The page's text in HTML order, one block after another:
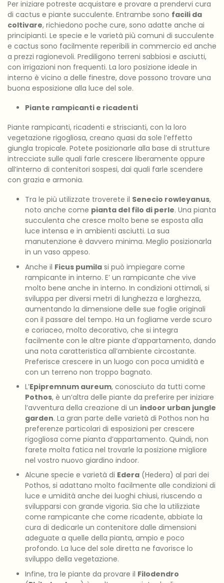
Per iniziare potreste acquistare e provare a prendervi cura
di cactus e piante succulente. Entrambe sono facili da
coltivare, richiedono poche cure, sono adatte anche ai
principianti. Le specie e le varietà più comuni di succulente
e cactus sono facilmente reperibili in commercio ed anche
a prezzi ragionevoli. Prediligono terreni sabbiosi e asciutti,
con irrigazioni non frequenti. La loro posizione ideale in
interno è vicino a delle finestre, dove possono trovare una
buona esposizione alla luce del sole.
Piante rampicanti e ricadenti
Piante rampicanti, ricadenti e striscianti, con la loro
vegetazione rigogliosa, creano quasi da sole l’effetto
giungla tropicale. Potete posizionarle alla base di strutture
intrecciate sulle quali farle crescere liberamente oppure
all’interno di contenitori sospesi, dai quali farle scendere
con grazia e armonia.
Tra le più utilizzate troverete il Senecio rowleyanus,
noto anche come pianta del filo di perle. Una pianta
succulenta che cresce molto bene se esposta alla
luce intensa e in ambienti asciutti. La sua
manutenzione è davvero minima. Meglio posizionarla
in un vaso appeso.
Anche il Ficus pumila si può impiegare come
rampicante in interno. E’ un rampicante che vive
molto bene anche in interno. In condizioni ottimali, si
sviluppa per diversi metri di lunghezza e larghezza,
aumentando la dimensione delle sue foglie originali
con il passare del tempo. Ha un fogliame verde scuro
e coriaceo, molto decorativo, che si integra
facilmente con le altre piante d’appartamento, dando
una nota caratteristica all’ambiente circostante.
Preferisce crescere in un luogo con poca umidità e
con un terreno non troppo bagnato.
L’Epipremnum aureum, conosciuto da tutti come
Pothos, è un’altra delle piante da preferire per iniziare
l’avventura della creazione di un indoor urban jungle
garden. La gran parte delle varietà di Pothos non ha
preferenze particolari di esposizioni per crescere
rigogliosa come pianta d’appartamento. Quindi, non
farete molta fatica nel trovarle la posizione migliore
nel vostro nuovo giardino indoor.
Alcune specie e varietà di Edera (Hedera) al pari dei
Pothos, si adattano molto facilmente alle condizioni di
luce e umidità anche dei luoghi chiusi, riuscendo a
svilupparsi con grande vigoria. Sia che la utilizziate
come rampicante che come ricadente, abbiate la
cura di dedicarle un contenitore dalle dimensioni
adeguate a quelle della pianta, ampio e poco
profondo. La luce del sole diretta ne favorisce lo
sviluppo della vegetazione.
Infine, tra le piante da provare il Filodendro